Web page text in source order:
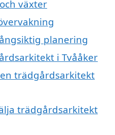
växter
planering
i Tvååker
trädgårdsarkitekt
trädgårdsarkitekt